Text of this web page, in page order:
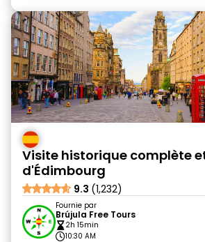
Visite historique complète
d'Édimbourg
9.3 (1,232)
Fournie par
Brújula Free Tours
2h 15min
10:30 AM